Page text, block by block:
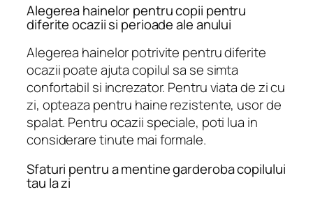
Alegerea hainelor pentru copii pentru
diferite ocazii si perioade ale anului
Alegerea hainelor potrivite pentru diferite
ocazii poate ajuta copilul sa se simta
confortabil si increzator. Pentru viata de zi cu
zi, opteaza pentru haine rezistente, usor de
spalat. Pentru ocazii speciale, poti lua in
considerare tinute mai formale.
Sfaturi pentru a mentine garderoba copilului
tau la zi